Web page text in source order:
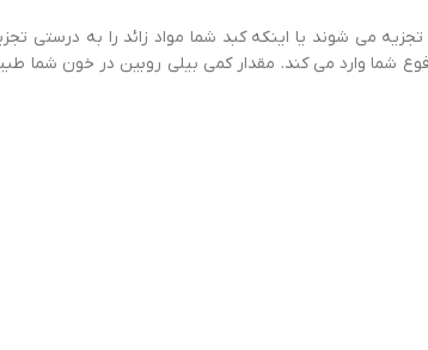
می شوند یا اینکه کبد شما مواد زائد را به درستی